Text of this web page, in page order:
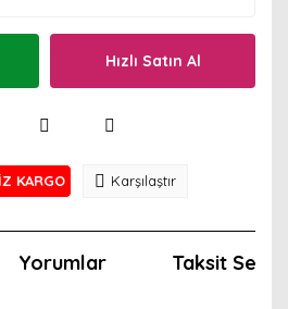
Hızlı Satın Al
KARGO Karşılaştır
Yorumlar Taksit